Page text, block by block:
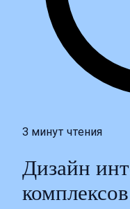
3 минут чтения
Дизайн
комплексов